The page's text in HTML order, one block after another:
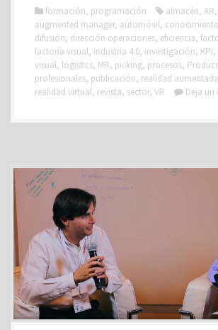
formación, programación almacén, AR,
augmented manager, automóvil, conocimiento
difusión, dirección operaciones, eficiencia,
factoría visual, industria 4.0, investigación, KPI,
visual, logistics, MR, picking, procesos,
profesionales, publicación, realidad aumentada
realidad virtual, revista, sector, VR Deja